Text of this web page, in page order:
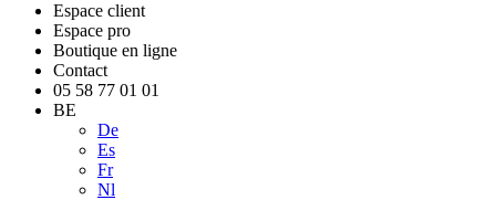
Espace client
Espace pro
Boutique en ligne
Contact
05 58 77 01 01
BE
De
Es
Fr
Nl